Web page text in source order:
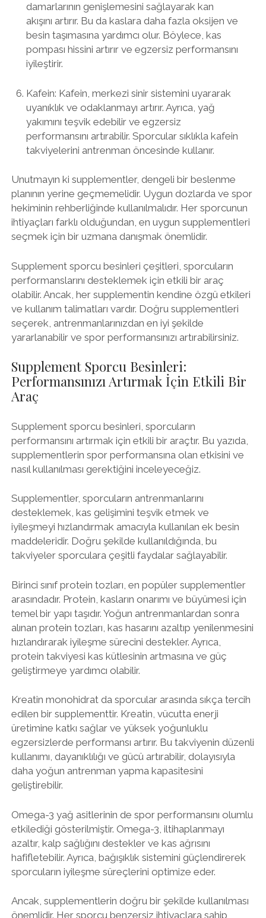
damarlarının genişlemesini sağlayarak kan
akışını artırır. Bu da kaslara daha fazla oksijen ve
besin taşımasına yardımcı olur. Böylece, kas
pompası hissini artırır ve egzersiz performansını
iyileştirir.
Kafein: Kafein, merkezi sinir sistemini uyararak
uyanıklık ve odaklanmayı artırır. Ayrıca, yağ
yakımını teşvik edebilir ve egzersiz
performansını artırabilir. Sporcular sıklıkla kafein
takviyelerini antrenman öncesinde kullanır.
Unutmayın ki supplementler, dengeli bir beslenme
planının yerine geçmemelidir. Uygun dozlarda ve spor
hekiminin rehberliğinde kullanılmalıdır. Her sporcunun
ihtiyaçları farklı olduğundan, en uygun supplementleri
seçmek için bir uzmana danışmak önemlidir.
Supplement sporcu besinleri çeşitleri, sporcuların
performanslarını desteklemek için etkili bir araç
olabilir. Ancak, her supplementin kendine özgü etkileri
ve kullanım talimatları vardır. Doğru supplementleri
seçerek, antrenmanlarınızdan en iyi şekilde
yararlanabilir ve spor performansınızı artırabilirsiniz.
Supplement Sporcu Besinleri:
Performansınızı Artırmak İçin Etkili Bir
Araç
Supplement sporcu besinleri, sporcuların
performansını artırmak için etkili bir araçtır. Bu yazıda,
supplementlerin spor performansına olan etkisini ve
nasıl kullanılması gerektiğini inceleyeceğiz.
Supplementler, sporcuların antrenmanlarını
desteklemek, kas gelişimini teşvik etmek ve
iyileşmeyi hızlandırmak amacıyla kullanılan ek besin
maddeleridir. Doğru şekilde kullanıldığında, bu
takviyeler sporculara çeşitli faydalar sağlayabilir.
Birinci sınıf protein tozları, en popüler supplementler
arasındadır. Protein, kasların onarımı ve büyümesi için
temel bir yapı taşıdır. Yoğun antrenmanlardan sonra
alınan protein tozları, kas hasarını azaltıp yenilenmesini
hızlandırarak iyileşme sürecini destekler. Ayrıca,
protein takviyesi kas kütlesinin artmasına ve güç
geliştirmeye yardımcı olabilir.
Kreatin monohidrat da sporcular arasında sıkça tercih
edilen bir supplementtir. Kreatin, vücutta enerji
üretimine katkı sağlar ve yüksek yoğunluklu
egzersizlerde performansı artırır. Bu takviyenin düzenli
kullanımı, dayanıklılığı ve gücü artırabilir, dolayısıyla
daha yoğun antrenman yapma kapasitesini
geliştirebilir.
Omega-3 yağ asitlerinin de spor performansını olumlu
etkilediği gösterilmiştir. Omega-3, iltihaplanmayı
azaltır, kalp sağlığını destekler ve kas ağrısını
hafifletebilir. Ayrıca, bağışıklık sistemini güçlendirerek
sporcuların iyileşme süreçlerini optimize eder.
Ancak, supplementlerin doğru bir şekilde kullanılması
önemlidir. Her sporcu benzersiz ihtiyaçlara sahip